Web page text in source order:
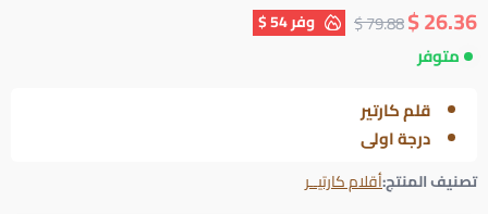
26.36 $
79.88 $ وفر54 $
متوفر
قلم كارتير
درجة اولى
تصنيف المنتج:أقلام كارتيــر